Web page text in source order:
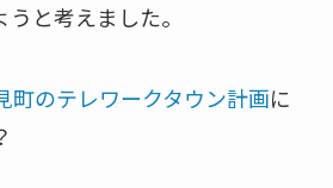
と考えました。
町のテレワークタウン計画に